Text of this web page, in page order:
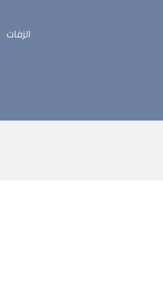
الزفات